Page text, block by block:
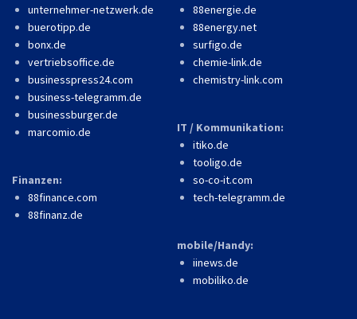
unternehmer-netzwerk.de
buerotipp.de
bonx.de
vertriebsoffice.de
businesspress24.com
business-telegramm.de
businessburger.de
marcomio.de
Finanzen:
88finance.com
88finanz.de
88energie.de
88energy.net
surfigo.de
chemie-link.de
chemistry-link.com
IT / Kommunikation:
itiko.de
tooligo.de
so-co-it.com
tech-telegramm.de
mobile/Handy:
iinews.de
mobiliko.de